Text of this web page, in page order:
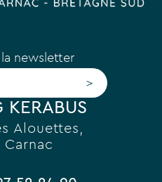
newsletter
>
KERABUS
Alouettes,